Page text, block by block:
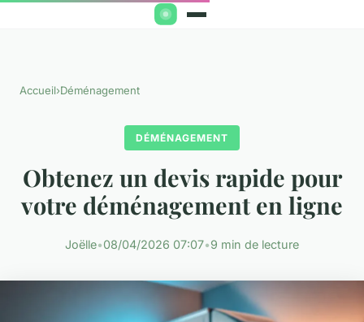
Accueil›Déménagement
DÉMÉNAGEMENT
Obtenez un devis rapide pour
votre déménagement en ligne
Joëlle•08/04/2026 07:07•9 min de lecture